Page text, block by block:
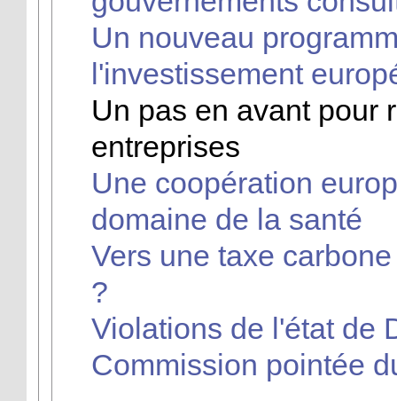
Un nouveau
l'investissement
Un pas en avant pour
entreprises
Une coopération
domaine de la santé
Vers une taxe
?
Violations de l'état de
Commission pointée